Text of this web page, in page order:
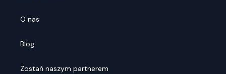
O nas
Blog
Zostań naszym partnerem